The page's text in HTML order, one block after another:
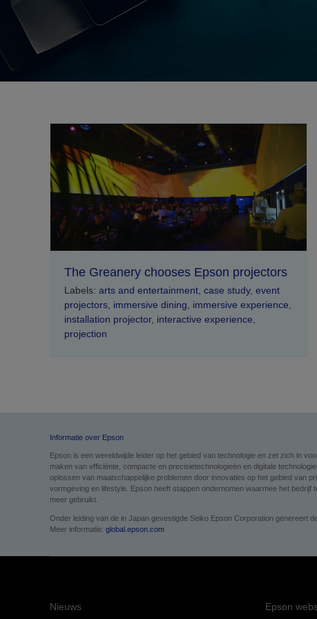
The Greanery chooses Epson projectors
Labels: arts and entertainment, case study, event
projectors, immersive dining, immersive experience,
installation projector, interactive experience,
projection
Informatie over Epson
Epson is een wereldwijde leider op het gebied van technologie en zet zich in
maken van efficiënte, compacte en precisietechnologieën en digitale
oplossen van maatschappelijke problemen door innovaties op het gebied van
vormgeving en lifestyle. Epson heeft stappen ondernomen waarmee het
meer gebruikt.
Onder leiding van de in Japan gevestigde Seiko Epson Corporation genereert
Meer informatie: global.epson.com
Nieuws Epson